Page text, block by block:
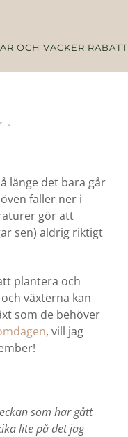
OCH VACKER RABATT
länge det bara går
faller ner i
gör att
sen) aldrig riktigt
plantera och
växterna kan
som de behöver
, vill jag
som har gått
lite på det jag